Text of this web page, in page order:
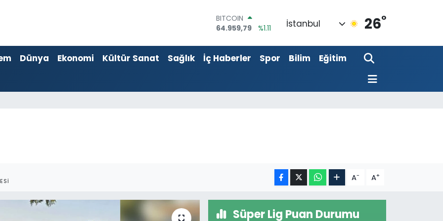
DOLAR
47,7436
%0.18
55,2510
%0.32
STERLİN
İstanbul 26°
Dünya Ekonomi Kültür Sanat Sağlık İç Haberler Spor Bilim
Eğitim
A- A+
Süper Lig Puan Durumu